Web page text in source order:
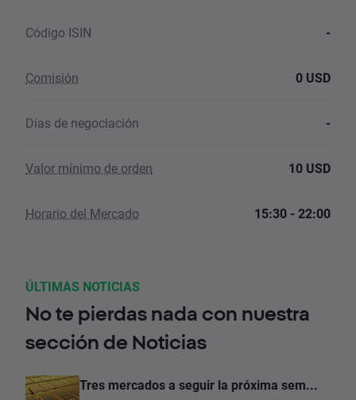
Código ISIN -
Comisión 0 USD
Días de negociación -
Valor mínimo de orden 10 USD
Horario del Mercado 15:30 - 22:00
ÚLTIMAS NOTICIAS
No te pierdas nada con nuestra
sección de Noticias
Tres mercados a seguir la próxima sem...